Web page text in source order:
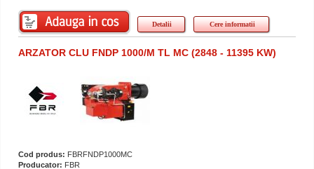
Detalii Cere informatii
ARZATOR CLU FNDP 1000/M TL MC (2848 - 11395 KW)
Cod produs: FBRFNDP1000MC
Producator: FBR